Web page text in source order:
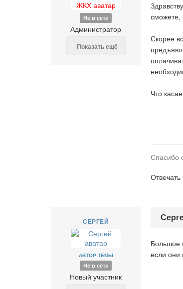
Не в сети
Администратор
Показать ещё
сможете,
Скорее
Что
Спасибо
СЕРГЕЙ
АВТОР ТЕМЫ
Не в сети
Новый участник
Большое
если они